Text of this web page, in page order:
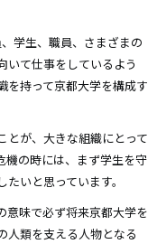
学生、職員、さまざまの
いて仕事をしているよう
を持って京都大学を構成す
とが、大きな組織にとって
機の時には、まず学生を守
いと思っています。
意味で必ず将来京都大学を
人類を支える人物となる